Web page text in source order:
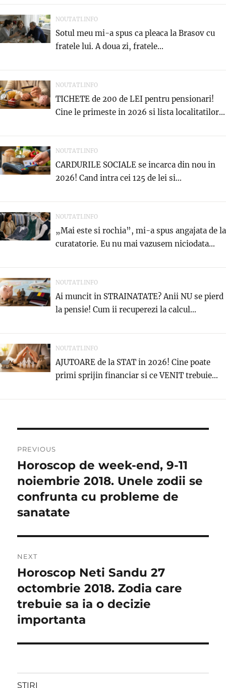
NOUTATI.INFO
Sotul meu mi-a spus ca pleaca la Brasov cu
fratele lui. A doua zi, fratele...
NOUTATI.INFO
TICHETE de 200 de LEI pentru pensionari!
Cine le primeste in 2026 si lista localitatilor...
NOUTATI.INFO
CARDURILE SOCIALE se incarca din nou in
2026! Cand intra cei 125 de lei si...
NOUTATI.INFO
„Mai este si rochia”, mi-a spus angajata de la
curatatorie. Eu nu mai vazusem niciodata...
NOUTATI.INFO
Ai muncit in STRAINATATE? Anii NU se pierd
la pensie! Cum ii recuperezi la calcul...
NOUTATI.INFO
AJUTOARE de la STAT in 2026! Cine poate
primi sprijin financiar si ce VENIT trebuie...
în
articole
PREVIOUS
Previous
post:
Horoscop de week-end, 9-11
noiembrie 2018. Unele zodii se
confrunta cu probleme de
sanatate
NEXT
Next
post:
Horoscop Neti Sandu 27
octombrie 2018. Zodia care
trebuie sa ia o decizie
importanta
STIRI